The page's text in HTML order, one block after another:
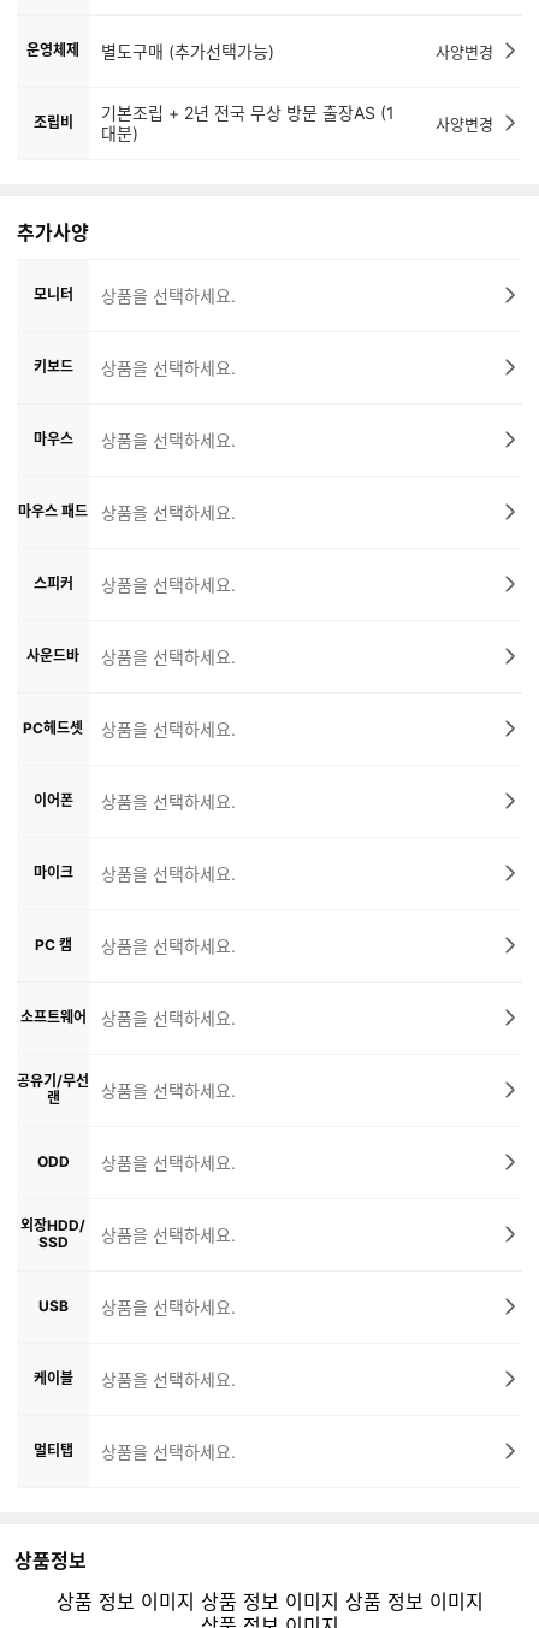
운영체제 별도구매 (추가선택가능) 사양변경
조립비
기본조립 + 2년 전국 무상 방문 출장AS (1
대분)
사양변경
추가사양
모니터 상품을 선택하세요.
키보드 상품을 선택하세요.
마우스 상품을 선택하세요.
마우스 패드 상품을 선택하세요.
스피커 상품을 선택하세요.
사운드바 상품을 선택하세요.
PC헤드셋 상품을 선택하세요.
이어폰 상품을 선택하세요.
마이크 상품을 선택하세요.
PC 캠 상품을 선택하세요.
소프트웨어 상품을 선택하세요.
공유기/무선
랜
상품을 선택하세요.
ODD 상품을 선택하세요.
외장HDD/
SSD
상품을 선택하세요.
USB 상품을 선택하세요.
케이블 상품을 선택하세요.
멀티탭 상품을 선택하세요.
상품정보